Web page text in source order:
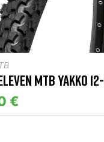
MTB YAKKO
€